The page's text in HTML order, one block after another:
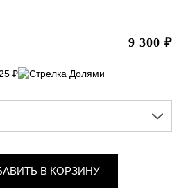
9 300 ₽
₽
В КОРЗИНУ